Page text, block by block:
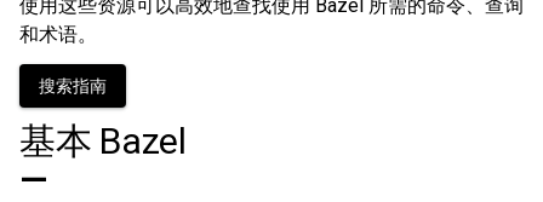
使用这些资源可以高效地查找使用 Bazel 所需的命令、查询
和术语。
搜索指南
基本 Bazel
—